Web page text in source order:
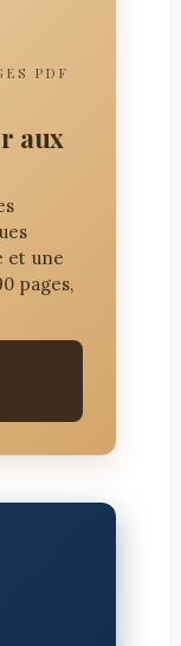
PDF
aux
et une
pages,